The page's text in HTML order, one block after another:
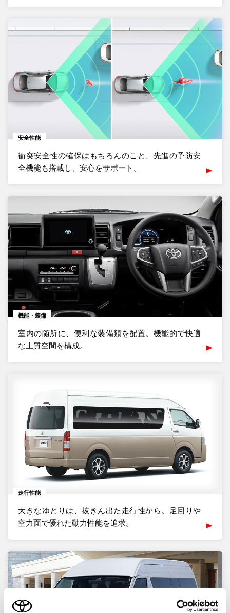
安全性能
衝突安全性の確保はもちろんのこと、先進の予防安
全機能も搭載し、安心をサポート。
機能・装備
室内の随所に、便利な装備類を配置。機能的で快適
な上質空間を構成。
走行性能
大きなゆとりは、抜きん出た走行性から。足回りや
空力面で優れた動力性能を追求。